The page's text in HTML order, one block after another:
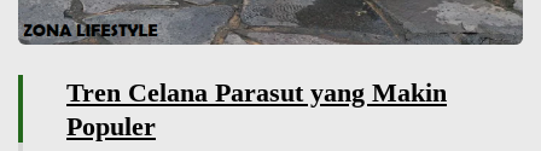
Tren Celana Parasut yang Makin
Populer